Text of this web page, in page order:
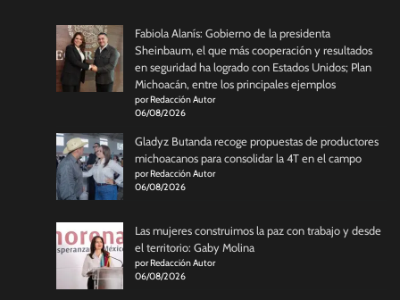
Fabiola Alanís: Gobierno de la presidenta
Sheinbaum, el que más cooperación y resultados
en seguridad ha logrado con Estados Unidos; Plan
Michoacán, entre los principales ejemplos
por Redacción Autor
06/08/2026
Gladyz Butanda recoge propuestas de productores
michoacanos para consolidar la 4T en el campo
por Redacción Autor
06/08/2026
Las mujeres construimos la paz con trabajo y desde
el territorio: Gaby Molina
por Redacción Autor
06/08/2026